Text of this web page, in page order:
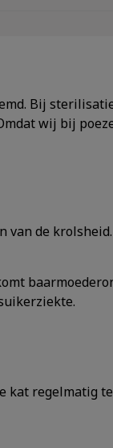
Bij
wij bij
de krolsheid.
kat regelmatig